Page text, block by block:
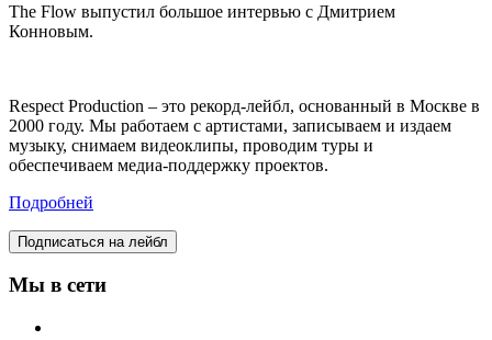
The Flow выпустил большое интервью с Дмитрием
Конновым.
Respect Production – это рекорд-лейбл, основанный в Москве в
2000 году. Мы работаем с артистами, записываем и издаем
музыку, снимаем видеоклипы, проводим туры и
обеспечиваем медиа-поддержку проектов.
Подробней
Подписаться на лейбл
Мы в сети